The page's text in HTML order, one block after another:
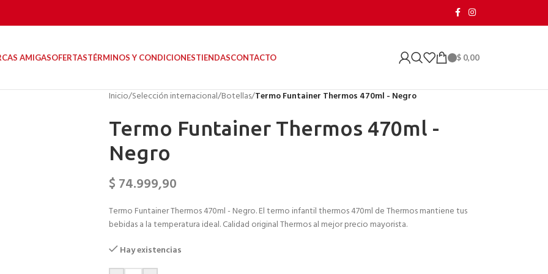
AMIGASOFERTASTÉRMINOS Y CONDICIONESTIENDASCONTACTO $ 0,00
Inicio/Selección internacional/Botellas/Termo Funtainer Thermos 470ml - Negro
Termo Funtainer Thermos 470ml -
Negro
$ 74.999,90
Termo Funtainer Thermos 470ml - Negro. El termo infantil thermos 470ml de Thermos mantiene tus
bebidas a la temperatura ideal. Calidad original Thermos al mejor precio mayorista.
Hay existencias